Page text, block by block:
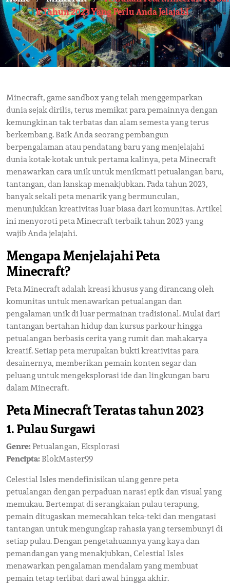
K Tahun 2023 Yang Perlu Anda Jelajahi
Minecraft, game sandbox yang telah menggemparkan
dunia sejak dirilis, terus memikat para pemainnya dengan
kemungkinan tak terbatas dan alam semesta yang terus
berkembang. Baik Anda seorang pembangun
berpengalaman atau pendatang baru yang menjelajahi
dunia kotak-kotak untuk pertama kalinya, peta Minecraft
menawarkan cara unik untuk menikmati petualangan baru,
tantangan, dan lanskap menakjubkan. Pada tahun 2023,
banyak sekali peta menarik yang bermunculan,
menunjukkan kreativitas luar biasa dari komunitas. Artikel
ini menyoroti peta Minecraft terbaik tahun 2023 yang
wajib Anda jelajahi.
Mengapa Menjelajahi Peta
Minecraft?
Peta Minecraft adalah kreasi khusus yang dirancang oleh
komunitas untuk menawarkan petualangan dan
pengalaman unik di luar permainan tradisional. Mulai dari
tantangan bertahan hidup dan kursus parkour hingga
petualangan berbasis cerita yang rumit dan mahakarya
kreatif. Setiap peta merupakan bukti kreativitas para
desainernya, memberikan pemain konten segar dan
peluang untuk mengeksplorasi ide dan lingkungan baru
dalam Minecraft.
Peta Minecraft Teratas tahun 2023
1. Pulau Surgawi
Genre:Petualangan, Eksplorasi
Pencipta: BlokMaster99
Celestial Isles mendefinisikan ulang genre peta
petualangan dengan perpaduan narasi epik dan visual yang
memukau. Bertempat di serangkaian pulau terapung,
pemain ditugaskan memecahkan teka-teki dan mengatasi
tantangan untuk mengungkap rahasia yang tersembunyi di
setiap pulau. Dengan pengetahuannya yang kaya dan
pemandangan yang menakjubkan, Celestial Isles
menawarkan pengalaman mendalam yang membuat
pemain tetap terlibat dari awal hingga akhir.